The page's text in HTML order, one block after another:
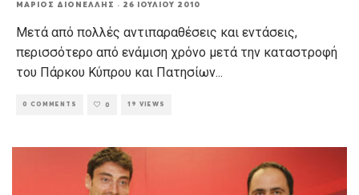
ΜΆΡΙΟΣ ΔΙΟΝΈΛΛΗΣ · 26 ΙΟΥΛΊΟΥ 2010
Μετά από πολλές αντιπαραθέσεις και εντάσεις,
περισσότερο από ενάμιση χρόνο μετά την καταστροφή
του Πάρκου Κύπρου και Πατησίων...
0 COMMENTS 0 19 VIEWS